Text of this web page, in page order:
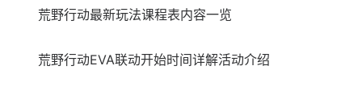
荒野行动最新玩法课程表内容一览
荒野行动EVA联动开始时间详解活动介绍